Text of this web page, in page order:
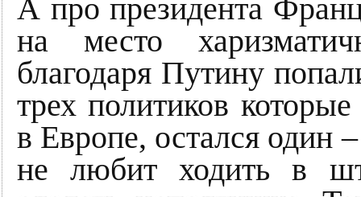
А про президента
на место
благодаря Путину
трех политиков
в Европе, остался один
не любит ходить в